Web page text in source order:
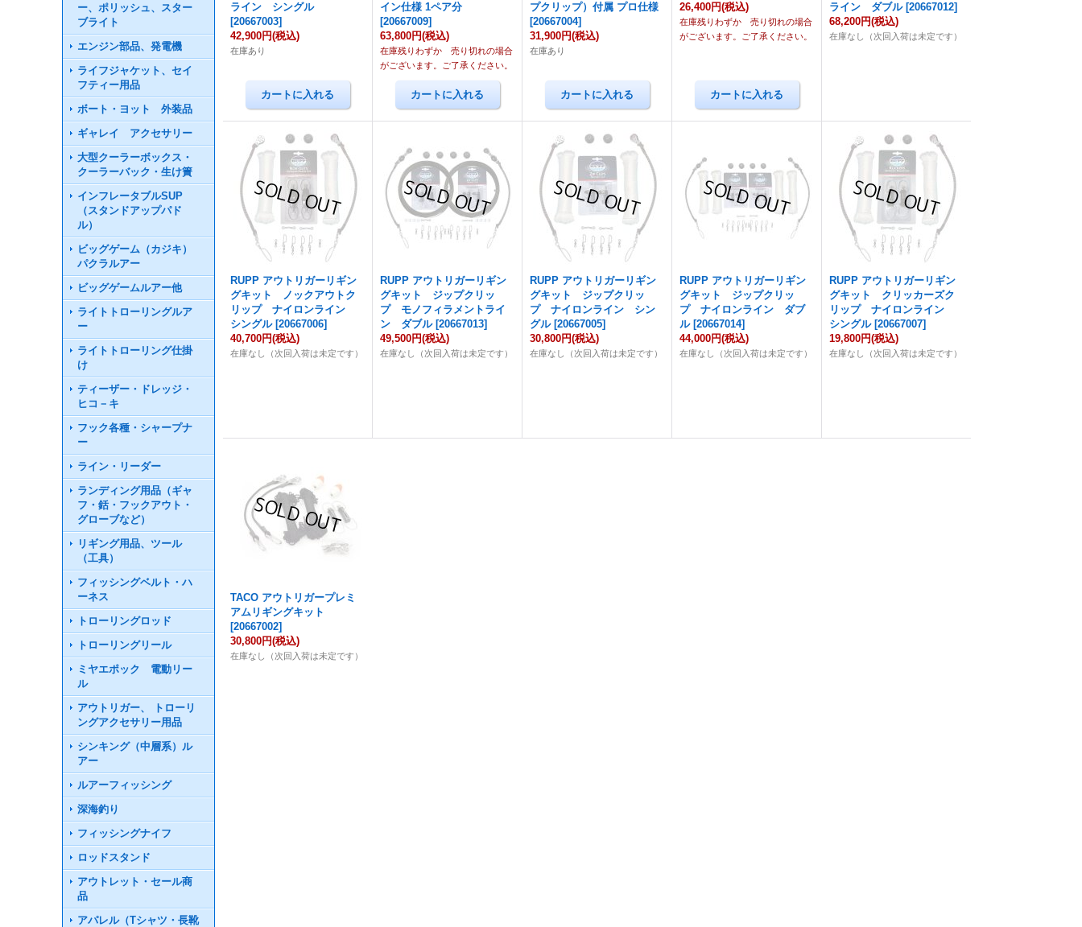
ー、ポリッシュ、スター
ブライト
エンジン部品、発電機
ライフジャケット、セイ
フティー用品
ボート・ヨット 外装品
ギャレイ アクセサリー
大型クーラーボックス・
クーラーバック・生け簀
インフレータブルSUP
（スタンドアップパド
ル）
ビッグゲーム（カジキ）
パクラルアー
ビッグゲームルアー他
ライトトローリングルア
ー
ライトトローリング仕掛
け
ティーザー・ドレッジ・
ヒコ－キ
フック各種・シャープナ
ー
ライン・リーダー
ランディング用品（ギャ
フ・銛・フックアウト・
グローブなど）
リギング用品、ツール
（工具）
フィッシングベルト・ハ
ーネス
トローリングロッド
トローリングリール
ミヤエポック 電動リー
ル
アウトリガー、 トローリ
ングアクセサリー用品
シンキング（中層系）ル
アー
ルアーフィッシング
深海釣り
フィッシングナイフ
ロッドスタンド
アウトレット・セール商
品
アパレル（Tシャツ・長靴
ライン シングル
[20667003]
42,900円(税込)
在庫あり
イン仕様 1ペア分
[20667009]
63,800円(税込)
在庫残りわずか 売り切れの場合
がございます。ご了承ください。
プクリップ）付属 プロ仕様
[20667004]
31,900円(税込)
在庫あり
26,400円(税込)
在庫残りわずか 売り切れの場合
がございます。ご了承ください。
ライン ダブル [20667012]
68,200円(税込)
在庫なし（次回入荷は未定です）
RUPP アウトリガーリギン
グキット ノックアウトク
リップ ナイロンライン
シングル [20667006]
40,700円(税込)
在庫なし（次回入荷は未定です）
RUPP アウトリガーリギン
グキット ジップクリッ
プ モノフィラメントライ
ン ダブル [20667013]
49,500円(税込)
在庫なし（次回入荷は未定です）
RUPP アウトリガーリギン
グキット ジップクリッ
プ ナイロンライン シン
グル [20667005]
30,800円(税込)
在庫なし（次回入荷は未定です）
RUPP アウトリガーリギン
グキット ジップクリッ
プ ナイロンライン ダブ
ル [20667014]
44,000円(税込)
在庫なし（次回入荷は未定です）
RUPP アウトリガーリギン
グキット クリッカーズク
リップ ナイロンライン
シングル [20667007]
19,800円(税込)
在庫なし（次回入荷は未定です）
TACO アウトリガープレミ
アムリギングキット
[20667002]
30,800円(税込)
在庫なし（次回入荷は未定です）